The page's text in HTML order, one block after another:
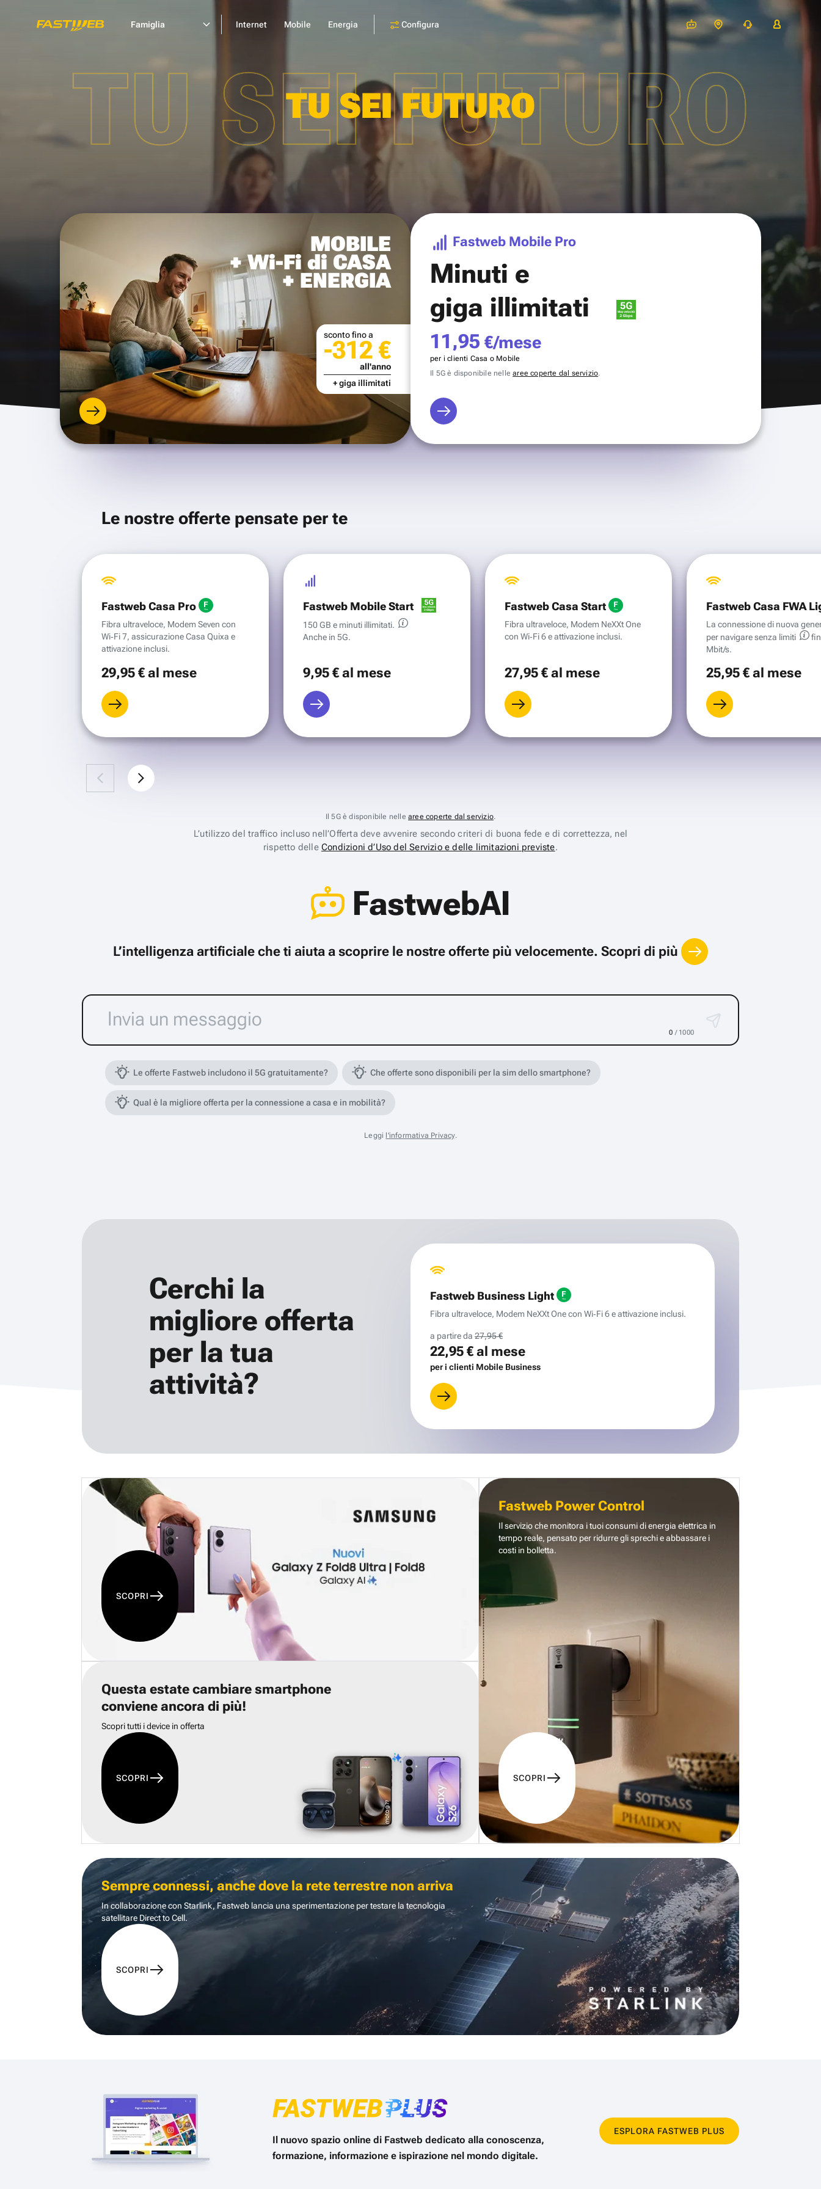
Famiglia Internet Mobile Energia Configura
TU SEI FUTURO
TU SEI FUTURO
MOBILE
+ Wi-Fi di CASA
+ ENERGIA
sconto fino a
-312 €
all'anno
+ giga illimitati
Fastweb Mobile Pro
Minuti e
giga illimitati
11,95 €/mese
per i clienti Casa o Mobile
Il 5G è disponibile nellearee coperte dal servizio.
Le nostre offerte pensate per te
Fastweb Casa Pro
Fibra ultraveloce, Modem Seven con
Wi‑Fi 7, assicurazione Casa Quixa e
attivazione inclusi.
29,95 €al mese
Fastweb Mobile Start
150 GB e minuti illimitati.
Anche in 5G.
9,95 €al mese
Fastweb Casa Start
Fibra ultraveloce, Modem NeXXt One
con Wi‑Fi 6 e attivazione inclusi.
27,95 €al mese
Fastweb Casa FWA
La connessione di nuova
per navigare senza limiti
Mbit/s.
25,95 €al mese
Il 5G è disponibile nelle aree coperte dal servizio.
L’utilizzo del traffico incluso nell’Offerta deve avvenire secondo criteri di buona fede e di correttezza, nel
rispetto delleCondizioni d’Uso del Servizio e delle limitazioni previste.
FastwebAI
L’intelligenza artificiale che ti aiuta a scoprire le nostre offerte più velocemente. Scopri di più
0 / 1000
Le offerte Fastweb includono il 5G gratuitamente? Che offerte sono disponibili per la sim dello smartphone?
Qual è la migliore offerta per la connessione a casa e in mobilità?
Leggi l'informativa Privacy.
Cerchi la
migliore offerta
per la tua
attività?
Fastweb Business Light
Fibra ultraveloce, Modem NeXXt One con Wi‑Fi 6 e attivazione inclusi.
a partire da 27,95 €
22,95 €al mese
per i clienti Mobile Business
SCOPRI
Questa estate cambiare smartphone
conviene ancora di più!
Scopri tutti i device in offerta
SCOPRI
Fastweb Power Control
Il servizio che monitora i tuoi consumi di energia elettrica in
tempo reale, pensato per ridurre gli sprechi e abbassare i
costi in bolletta.
SCOPRI
Sempre connessi, anche dove la rete terrestre non arriva
In collaborazione con Starlink, Fastweb lancia una sperimentazione per testare la tecnologia
satellitare Direct to Cell.
SCOPRI
Il nuovo spazio online di Fastweb dedicato alla conoscenza,
formazione, informazione e ispirazione nel mondo digitale.
ESPLORA FASTWEB PLUS